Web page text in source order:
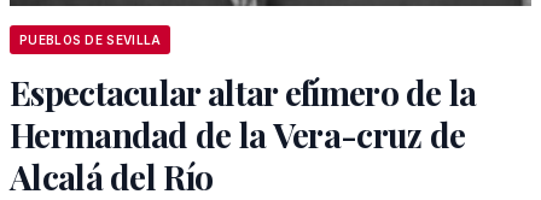
PUEBLOS DE SEVILLA
Espectacular altar efímero de la
Hermandad de la Vera-cruz de
Alcalá del Río